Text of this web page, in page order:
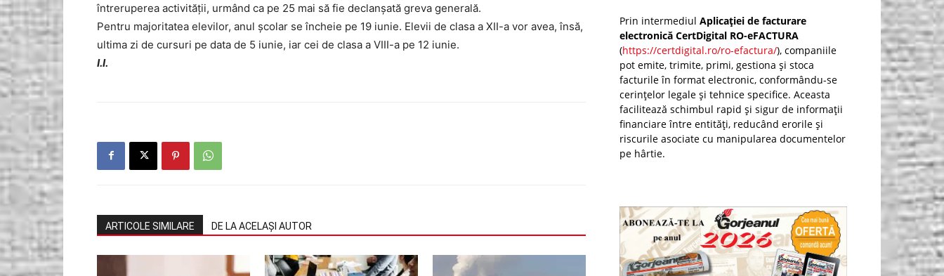
întreruperea activității, urmând ca pe 25 mai să fie declanșată greva generală.
Pentru majoritatea elevilor, anul școlar se încheie pe 19 iunie. Elevii de clasa a XII-a vor avea, însă,
ultima zi de cursuri pe data de 5 iunie, iar cei de clasa a VIII-a pe 12 iunie.
I.I.
ARTICOLE SIMILARE DE LA ACELAȘI AUTOR
Prin intermediul Aplicației de facturare
electronică CertDigital RO-eFACTURA
(https://certdigital.ro/ro-efactura/), companiile
pot emite, trimite, primi, gestiona și stoca
facturile în format electronic, conformându-se
cerințelor legale și tehnice specifice. Aceasta
facilitează schimbul rapid și sigur de informații
financiare între entități, reducând erorile și
riscurile asociate cu manipularea documentelor
pe hârtie.